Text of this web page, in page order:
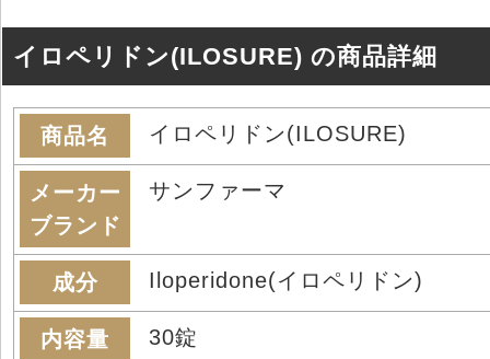
イロペリドン(ILOSURE) の商品詳細
商品名 イロペリドン(ILOSURE)
メーカー
ブランド
サンファーマ
成分 Iloperidone(イロペリドン)
内容量 30錠